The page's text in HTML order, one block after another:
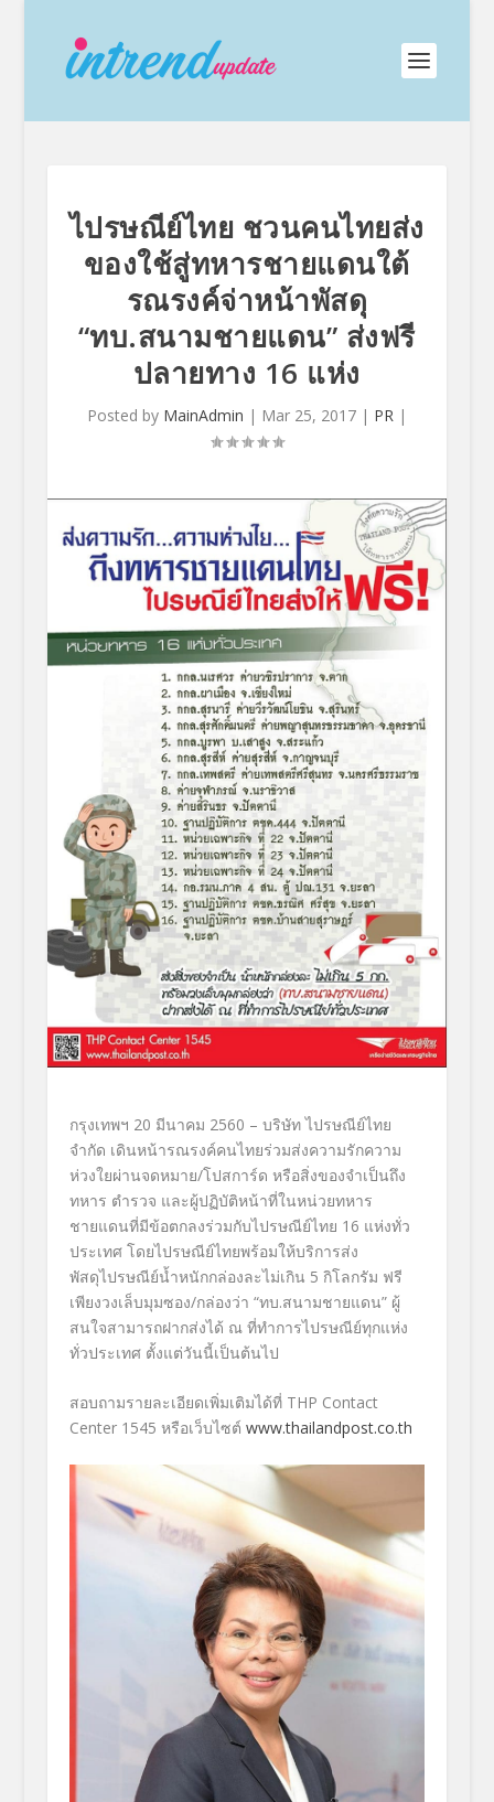
ไปรษณีย์ไทย ชวนคนไทยส่ง
ของใช้สู่ทหารชายแดนใต้
รณรงค์จ่าหน้าพัสดุ
“ทบ.สนามชายแดน” ส่งฟรี
ปลายทาง 16 แห่ง
Posted by MainAdmin | Mar 25, 2017| PR|
กรุงเทพฯ 20 มีนาคม 2560 – บริษัท ไปรษณีย์ไทย
จำกัด เดินหน้ารณรงค์คนไทยร่วมส่งความรักความ
ห่วงใยผ่านจดหมาย/โปสการ์ด หรือสิ่งของจำเป็นถึง
ทหาร ตำรวจ และผู้ปฏิบัติหน้าที่ในหน่วยทหาร
ชายแดนที่มีข้อตกลงร่วมกับไปรษณีย์ไทย 16 แห่งทั่ว
ประเทศ โดยไปรษณีย์ไทยพร้อมให้บริการส่ง
พัสดุไปรษณีย์น้ำหนักกล่องละไม่เกิน 5 กิโลกรัม ฟรี
เพียงวงเล็บมุมซอง/กล่องว่า “ทบ.สนามชายแดน” ผู้
สนใจสามารถฝากส่งได้ ณ ที่ทำการไปรษณีย์ทุกแห่ง
ทั่วประเทศ ตั้งแต่วันนี้เป็นต้นไป
สอบถามรายละเอียดเพิ่มเติมได้ที่ THP Contact
Center 1545 หรือเว็บไซต์ www.thailandpost.co.th